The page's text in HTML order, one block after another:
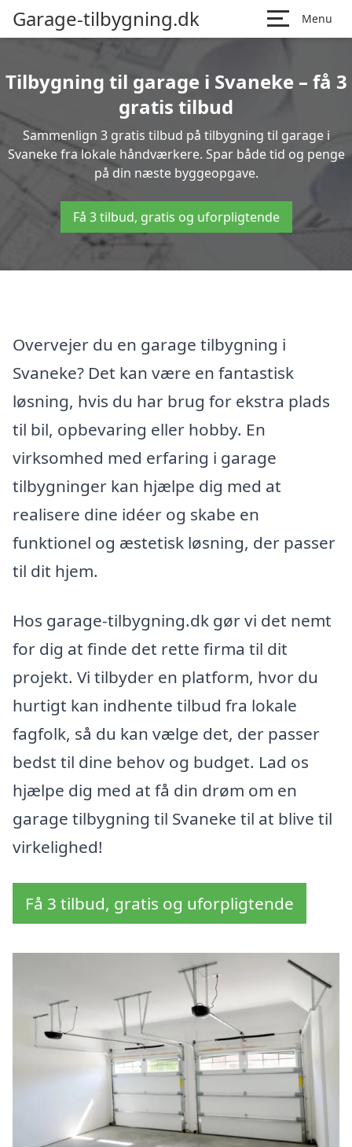
Garage-tilbygning.dk Menu
Tilbygning til garage i Svaneke – få 3
gratis tilbud
Sammenlign 3 gratis tilbud på tilbygning til garage i
Svaneke fra lokale håndværkere. Spar både tid og penge
på din næste byggeopgave.
Få 3 tilbud, gratis og uforpligtende
Overvejer du en garage tilbygning i
Svaneke? Det kan være en fantastisk
løsning, hvis du har brug for ekstra plads
til bil, opbevaring eller hobby. En
virksomhed med erfaring i garage
tilbygninger kan hjælpe dig med at
realisere dine idéer og skabe en
funktionel og æstetisk løsning, der passer
til dit hjem.
Hos garage-tilbygning.dk gør vi det nemt
for dig at finde det rette firma til dit
projekt. Vi tilbyder en platform, hvor du
hurtigt kan indhente tilbud fra lokale
fagfolk, så du kan vælge det, der passer
bedst til dine behov og budget. Lad os
hjælpe dig med at få din drøm om en
garage tilbygning til Svaneke til at blive til
virkelighed!
Få 3 tilbud, gratis og uforpligtende